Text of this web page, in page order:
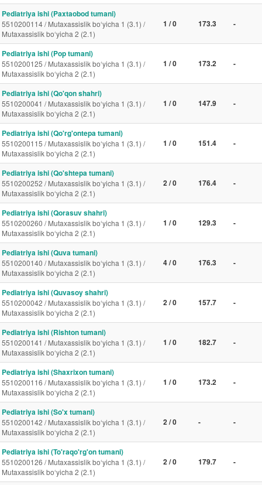
Pediatriya ishi (Paxtaobod tumani)
5510200114 / Mutaxassislik bo‘yicha 1 (3.1) /
Mutaxassislik bo‘yicha 2 (2.1)
1 / 0 173.3 -
Pediatriya ishi (Pop tumani)
5510200125 / Mutaxassislik bo‘yicha 1 (3.1) /
Mutaxassislik bo‘yicha 2 (2.1)
1 / 0 173.2 -
Pediatriya ishi (Qo'qon shahri)
5510200041 / Mutaxassislik bo‘yicha 1 (3.1) /
Mutaxassislik bo‘yicha 2 (2.1)
1 / 0 147.9 -
Pediatriya ishi (Qo'rg'ontepa tumani)
5510200115 / Mutaxassislik bo‘yicha 1 (3.1) /
Mutaxassislik bo‘yicha 2 (2.1)
1 / 0 151.4 -
Pediatriya ishi (Qo'shtepa tumani)
5510200252 / Mutaxassislik bo‘yicha 1 (3.1) /
Mutaxassislik bo‘yicha 2 (2.1)
2 / 0 176.4 -
Pediatriya ishi (Qorasuv shahri)
5510200260 / Mutaxassislik bo‘yicha 1 (3.1) /
Mutaxassislik bo‘yicha 2 (2.1)
1 / 0 129.3 -
Pediatriya ishi (Quva tumani)
5510200140 / Mutaxassislik bo‘yicha 1 (3.1) /
Mutaxassislik bo‘yicha 2 (2.1)
4 / 0 176.3 -
Pediatriya ishi (Quvasoy shahri)
5510200042 / Mutaxassislik bo‘yicha 1 (3.1) /
Mutaxassislik bo‘yicha 2 (2.1)
2 / 0 157.7 -
Pediatriya ishi (Rishton tumani)
5510200141 / Mutaxassislik bo‘yicha 1 (3.1) /
Mutaxassislik bo‘yicha 2 (2.1)
1 / 0 182.7 -
Pediatriya ishi (Shaxrixon tumani)
5510200116 / Mutaxassislik bo‘yicha 1 (3.1) /
Mutaxassislik bo‘yicha 2 (2.1)
1 / 0 173.2 -
Pediatriya ishi (So'x tumani)
5510200142 / Mutaxassislik bo‘yicha 1 (3.1) /
Mutaxassislik bo‘yicha 2 (2.1)
2 / 0 - -
Pediatriya ishi (To'raqo'rg'on tumani)
5510200126 / Mutaxassislik bo‘yicha 1 (3.1) /
Mutaxassislik bo‘yicha 2 (2.1)
2 / 0 179.7 -